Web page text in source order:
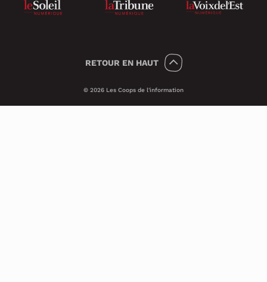
RETOUR EN HAUT
© 2026 Les Coops de l'information